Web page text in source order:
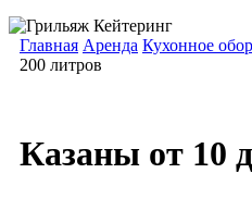
Главная Аренда Кухонное
200 литров
Казаны от 10